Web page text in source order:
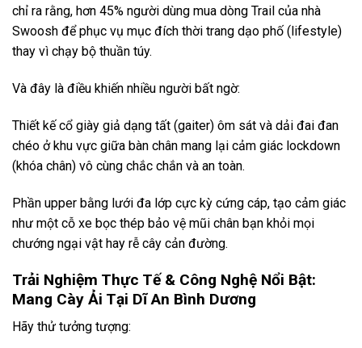
chỉ ra rằng, hơn 45% người dùng mua dòng Trail của nhà
Swoosh để phục vụ mục đích thời trang dạo phố (lifestyle)
thay vì chạy bộ thuần túy.
Và đây là điều khiến nhiều người bất ngờ:
Thiết kế cổ giày giả dạng tất (gaiter) ôm sát và dải đai đan
chéo ở khu vực giữa bàn chân mang lại cảm giác lockdown
(khóa chân) vô cùng chắc chắn và an toàn.
Phần upper bằng lưới đa lớp cực kỳ cứng cáp, tạo cảm giác
như một cỗ xe bọc thép bảo vệ mũi chân bạn khỏi mọi
chướng ngại vật hay rễ cây cản đường.
Trải Nghiệm Thực Tế & Công Nghệ Nổi Bật:
Mang Cày Ải Tại Dĩ An Bình Dương
Hãy thử tưởng tượng: